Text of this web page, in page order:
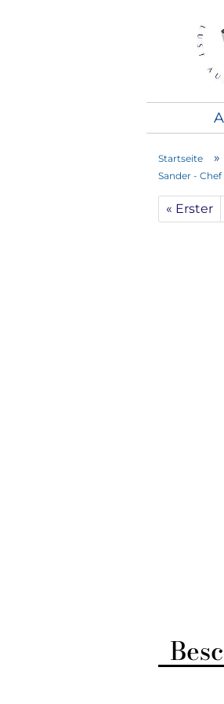
Startseite »
Sander -
« Erster